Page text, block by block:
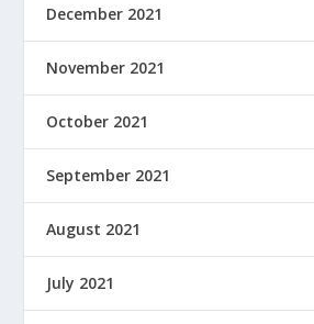
December 2021
November 2021
October 2021
September 2021
August 2021
July 2021